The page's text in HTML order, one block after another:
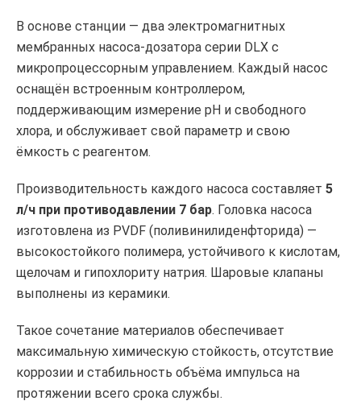
В основе станции — два электромагнитных
мембранных насоса-дозатора серии DLX с
микропроцессорным управлением. Каждый насос
оснащён встроенным контроллером,
поддерживающим измерение pH и свободного
хлора, и обслуживает свой параметр и свою
ёмкость с реагентом.
Производительность каждого насоса составляет 5
л/ч при противодавлении 7 бар. Головка насоса
изготовлена из PVDF (поливинилиденфторида) —
высокостойкого полимера, устойчивого к кислотам,
щелочам и гипохлориту натрия. Шаровые клапаны
выполнены из керамики.
Такое сочетание материалов обеспечивает
максимальную химическую стойкость, отсутствие
коррозии и стабильность объёма импульса на
протяжении всего срока службы.